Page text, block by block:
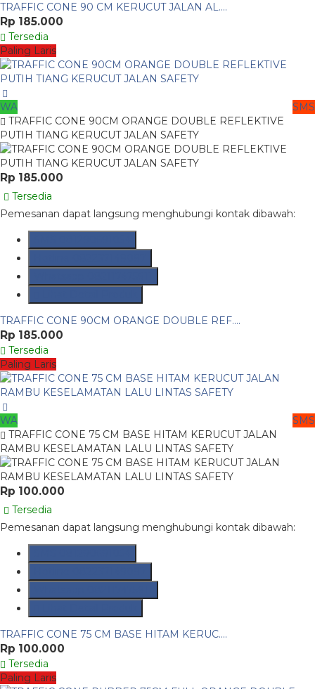
TRAFFIC CONE 90 CM KERUCUT JALAN AL....
Rp 185.000
Tersedia
Paling Laris
WA
SMS
TRAFFIC CONE 90CM ORANGE DOUBLE REFLEKTIVE
PUTIH TIANG KERUCUT JALAN SAFETY
Rp 185.000
Tersedia
Pemesanan dapat langsung menghubungi kontak dibawah:
TRAFFIC CONE 90CM ORANGE DOUBLE REF....
Rp 185.000
Tersedia
Paling Laris
WA
SMS
TRAFFIC CONE 75 CM BASE HITAM KERUCUT JALAN
RAMBU KESELAMATAN LALU LINTAS SAFETY
Rp 100.000
Tersedia
Pemesanan dapat langsung menghubungi kontak dibawah:
TRAFFIC CONE 75 CM BASE HITAM KERUC....
Rp 100.000
Tersedia
Paling Laris